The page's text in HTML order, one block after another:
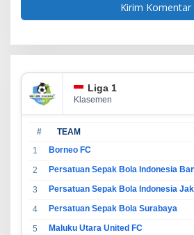
Liga 1
Klasemen
# TEAM
1 Borneo FC
2
3
4
Persatuan Sepak Bola Surabaya
5
Maluku Utara United FC